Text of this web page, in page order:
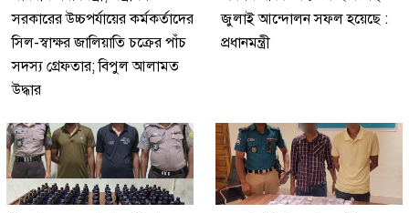
সরকারের উচ্চপর্যায়ের কর্মকর্তাদের
সিল-স্বাক্ষর জালিয়াতি চক্রের পাঁচ
সদস্য গ্রেফতার; বিপুল আলামত
উদ্ধার
জুলাই আন্দোলন সফল হয়েছে :
প্রধানমন্ত্রী